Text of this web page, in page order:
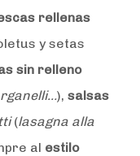
rellenas
y setas
sin relleno
), salsas
(lasagna alla
al estilo